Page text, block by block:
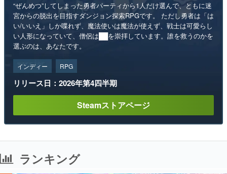
“ぜんめつ”してしまった勇者パーティから1人だけ選んで、ともに迷
宮からの脱出を目指すダンジョン探索RPGです。 ただし勇者は「は
い/いいえ」しか喋れず、魔法使いは魔法が使えず、戦士は可愛らし
い人形になっていて、僧侶は██を崇拝しています。誰を救うのかを
選ぶのは、あなたです。
インディー RPG
リリース日：2026年第4四半期
Steamストアページ
ランキング